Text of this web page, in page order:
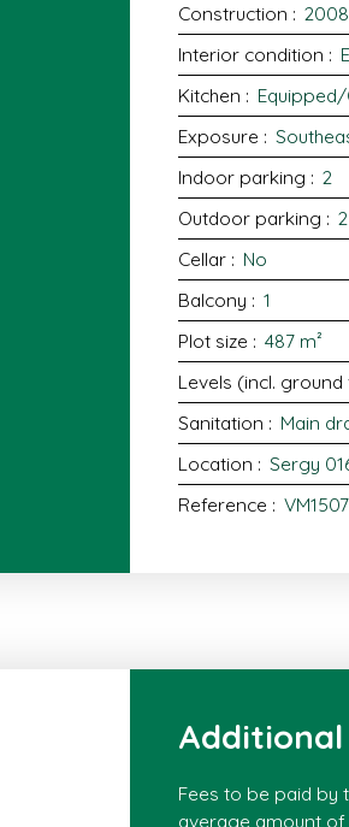
Construction : 2008
Interior condition :
Kitchen :
Exposure :
Indoor parking : 2
Outdoor parking : 2
Cellar : No
Balcony : 1
Plot size : 487 m²
Levels (incl.
Sanitation : Main
Location : Sergy
Reference : VM1507
Fees to be paid by
average amount